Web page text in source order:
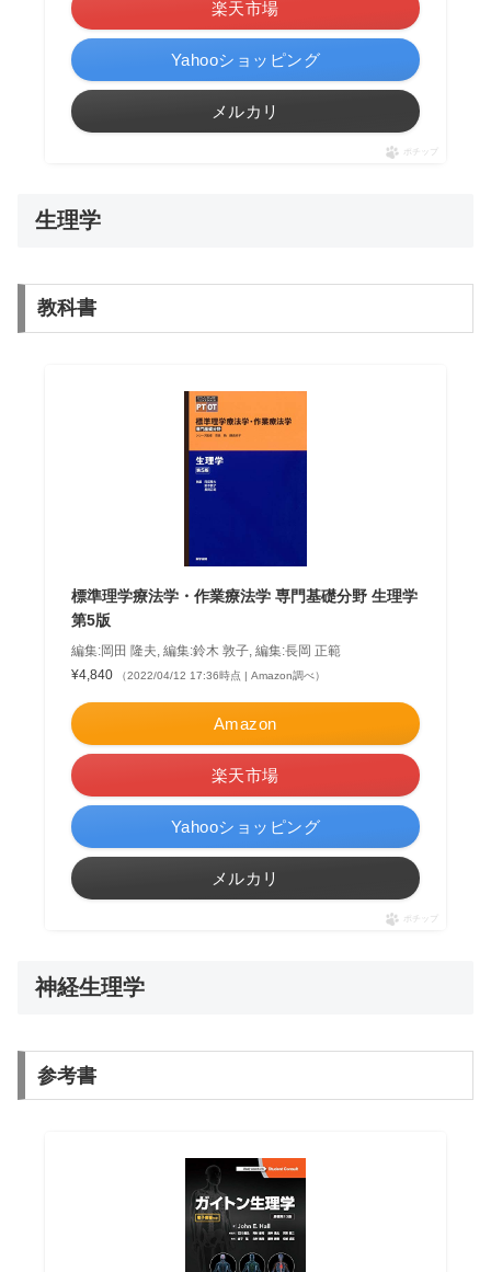
楽天市場
Yahooショッピング
メルカリ
ポチップ
生理学
教科書
標準理学療法学・作業療法学 専門基礎分野 生理学
第5版
編集:岡田 隆夫, 編集:鈴木 敦子, 編集:長岡 正範
¥4,840
（2022/04/12 17:36時点 | Amazon調べ）
Amazon
楽天市場
Yahooショッピング
メルカリ
ポチップ
神経生理学
参考書